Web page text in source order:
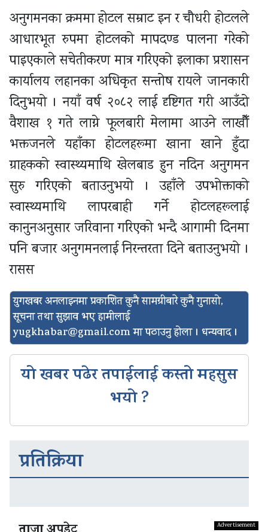
अनुगमनका क्रममा होटल सम्राट इन र चौधरी होटलले
आधारभूत रुपमा होटलको मापदण्ड पालना गरेको
पाइएकाले सचेतीकरण मात्र गरिएको इलाका प्रशासन
कार्यालय लहानका अधिकृत सन्तोष रायले जानकारी
दिनुभयो । नयाँ वर्ष २०८२ लाई दृष्टिगत गरी आउँदो
वैशाख १ गते लाग्ने फूलबारी मेलामा आउने लाखौँ
भक्तजनले यहाँका होटलहरूमा खाना खाने हुँदा
ग्राहकको स्वास्थ्यमाथि खेलबाड हुन नदिन अनुगमन
सुरु गरिएको बताउनुभयो । उहाँले उपभोक्ताको
स्वास्थ्यमाथि लापरबाही गर्ने होटलहरूलाई
कानुनअनुसार जरिवाना गरिएको भन्दै आगामी दिनमा
पनि बजार अनुगमनलाई निरन्तरता दिने बताउनुभयो ।
रासस
युगखबर अनलाइनमा प्रकाशित कुनै सामग्रीबारे कुनै गुनासो,
सूचना तथा सुझाव भए हामीलाई
yugkhabar@gmail.comमा पठाउनु होला । धन्यवाद ।
यो खबर पढेर तपाईलाई कस्तो महसुस
भयो ?
प्रतिक्रिया